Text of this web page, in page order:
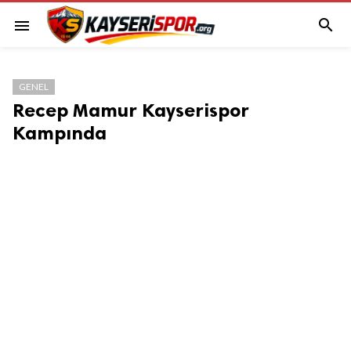
menu 
GENEL
Recep Mamur Kayserispor
Kampında